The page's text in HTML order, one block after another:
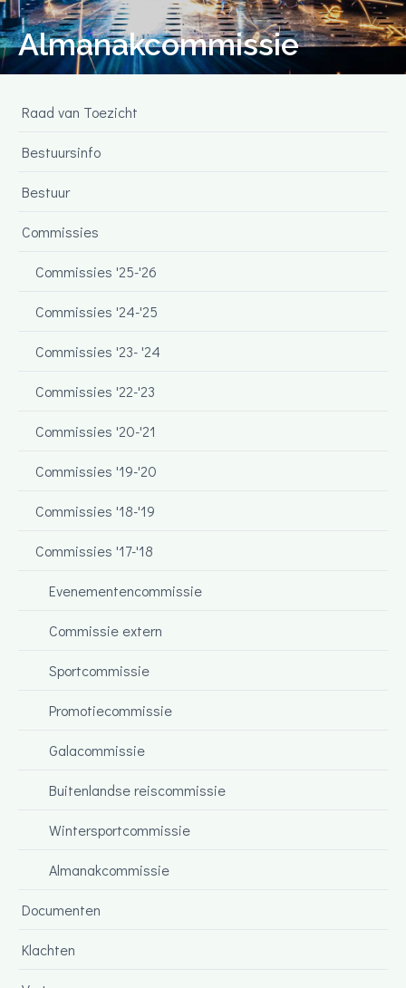
Almanakcommissie
Raad van Toezicht
Bestuursinfo
Bestuur
Commissies
Commissies '25-'26
Commissies '24-'25
Commissies '23- '24
Commissies '22-'23
Commissies '20-'21
Commissies '19-'20
Commissies '18-'19
Commissies '17-'18
Evenementencommissie
Commissie extern
Sportcommissie
Promotiecommissie
Galacommissie
Buitenlandse reiscommissie
Wintersportcommissie
Almanakcommissie
Documenten
Klachten